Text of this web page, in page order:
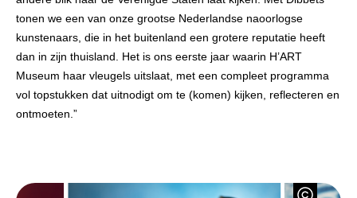
tonen we een van onze grootse Nederlandse naoorlogse
kunstenaars, die in het buitenland een grotere reputatie heeft
dan in zijn thuisland. Het is ons eerste jaar waarin H’ART
Museum haar vleugels uitslaat, met een compleet programma
vol topstukken dat uitnodigt om te (komen) kijken, reflecteren en
ontmoeten.”